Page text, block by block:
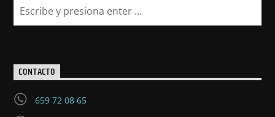
CONTACTO
659 72 08 65